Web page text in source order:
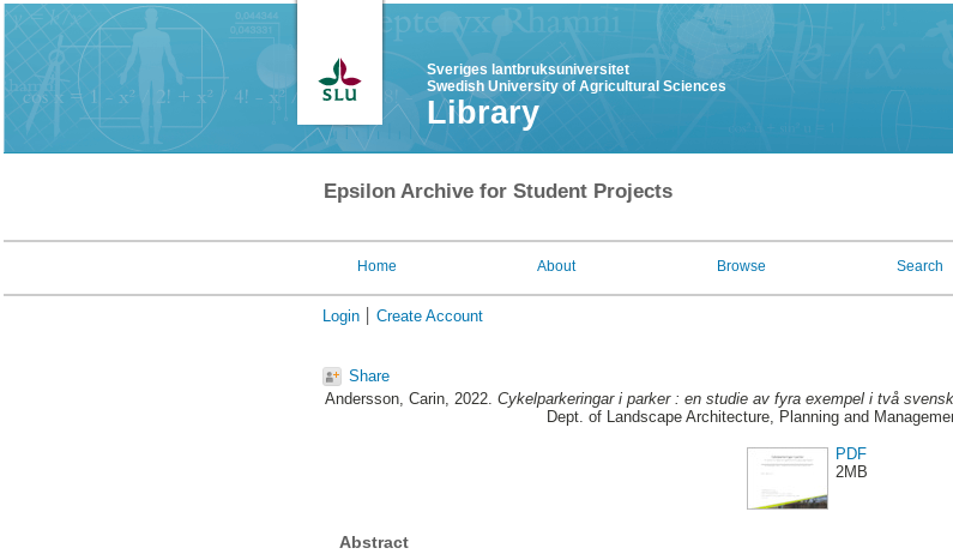
Sveriges lantbruksuniversitet
Swedish University of Agricultural Sciences
Library
Epsilon Archive for Student Projects
Home About Browse Search
Login Create Account
Share
Andersson, Carin, 2022. Cykelparkeringar i parker : en studie av fyra exempel i två
Dept. of Landscape Architecture, Planning and
PDF
2MB
Abstract